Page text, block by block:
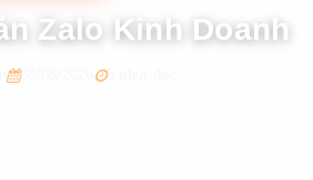
Zalo Kinh Doanh
08/08/2026 5 phút đọc